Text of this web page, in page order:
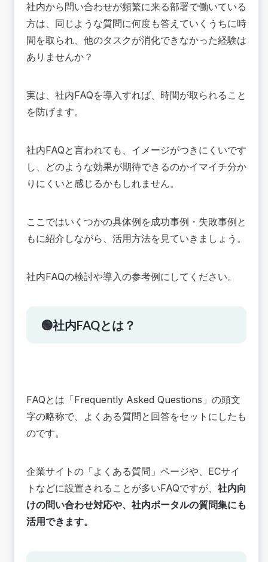
1.担当部署の業務負担を減らせる
2.ナレッジを貯められる
3.いつでも回答できる
🟢社内FAQ活用事例3つ
事例2. 住友林業情報システム株式会社
事例3.さくらインターネット株式会社
い
失敗例2.社内FAQの情報が古いまま
失敗例3.社員が使用しない
コンテンツの工夫例
レイアウトの工夫例
社内から問い合わせが頻繁に来る部署で働いている
方は、同じような質問に何度も答えていくうちに時
間を取られ、他のタスクが消化できなかった経験は
ありませんか？
実は、社内FAQを導入すれば、時間が取られること
を防げます。
社内FAQと言われても、イメージがつきにくいです
し、どのような効果が期待できるのかイマイチ分か
りにくいと感じるかもしれません。
ここではいくつかの具体例を成功事例・失敗事例と
もに紹介しながら、活用方法を見ていきましょう。
社内FAQの検討や導入の参考例にしてください。
🟢社内FAQとは？
FAQとは「Frequently Asked Questions」の頭文
字の略称で、よくある質問と回答をセットにしたも
のです。
企業サイトの「よくある質問」ページや、ECサイ
トなどに設置されることが多いFAQですが、 社内向
けの問い合わせ対応や、社内ポータルの質問集にも
活用できます。